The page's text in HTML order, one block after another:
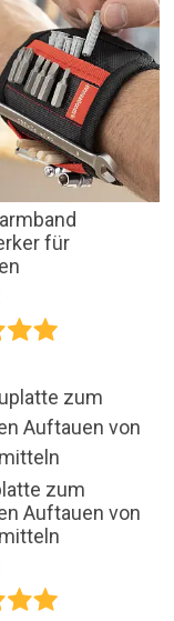
für
zum
Auftauen von